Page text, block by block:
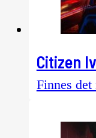
Citizen
Finnes